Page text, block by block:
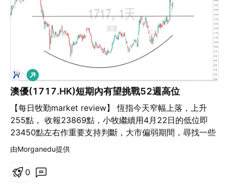
澳優(1717.HK)短期內有望挑戰52週高位
【每日牧勤market review】 恆指今天窄幅上落，上升
255點， 收報23869點，小牧繼續用4月22日的低位即
23450點左右作重要支持判斷，大市偏弱期間，尋找一些
與大市相關度低的技術股作分析。圖示澳優(1717.HK)的
出大陽燭，單日升5.1%。除此之外，股價經過9個月打底
看
多
由Morganedu提供
0